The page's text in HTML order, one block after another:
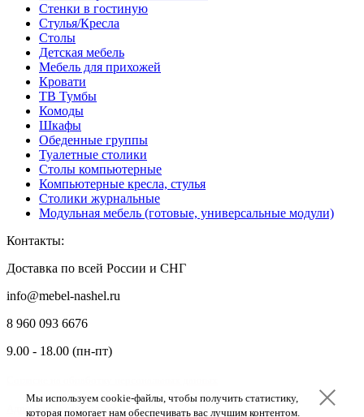
Мы используем cookie-файлы, чтобы получить статистику,
которая помогает нам обеспечивать вас лучшим контентом.
Стенки в гостиную
Стулья/Кресла
Столы
Детская мебель
Мебель для прихожей
Кровати
ТВ Тумбы
Комоды
Шкафы
Обеденные группы
Туалетные столики
Столы компьютерные
Компьютерные кресла, стулья
Столики журнальные
Модульная мебель (готовые, универсальные модули)
Контакты:
Доставка по всей России и СНГ
info@mebel-nashel.ru
8 960 093 6676
9.00 - 18.00 (пн-пт)
Адреса пунктов выдачи
Мы используем cookie-файлы, чтобы получить статистику,
которая помогает нам обеспечивать вас лучшим контентом.
Мы используем cookie-файлы, чтобы получить статистику,
которая помогает нам обеспечивать вас лучшим контентом.